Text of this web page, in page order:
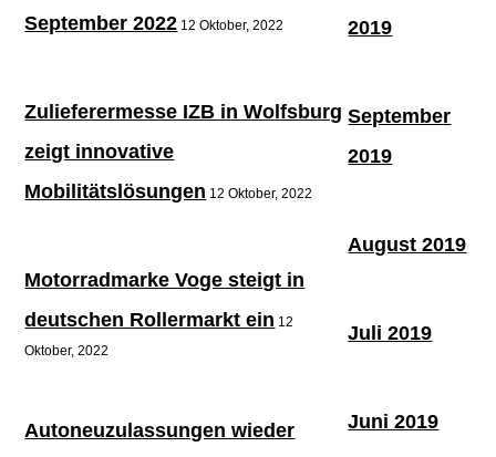
September 2022 12 Oktober, 2022
Zulieferermesse IZB in Wolfsburg
zeigt innovative
Mobilitätslösungen 12 Oktober, 2022
Motorradmarke Voge steigt in
deutschen Rollermarkt ein 12
Oktober, 2022
Autoneuzulassungen wieder
2019
September
2019
August 2019
Juli 2019
Juni 2019